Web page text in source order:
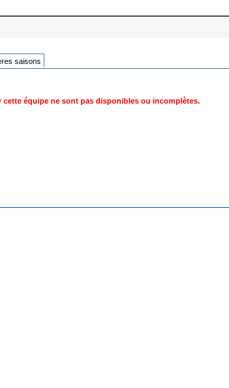
saisons
équipe ne sont pas disponibles ou incomplètes.